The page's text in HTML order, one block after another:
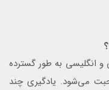
انگلیسی به طور گسترده
می‌شود. یادگیری چند